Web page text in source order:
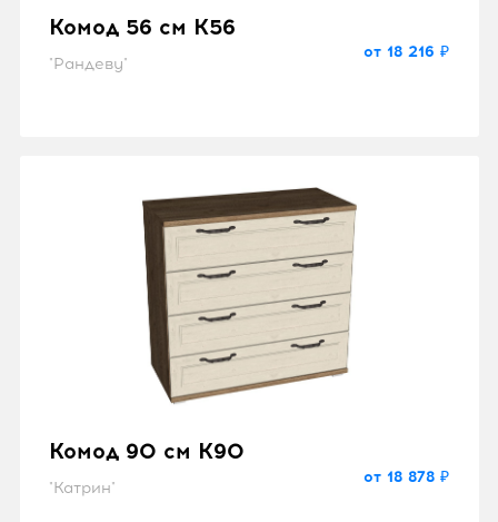
Комод 56 см K56
"Рандеву"
от 18 216 ₽
Комод 90 см K90
"Катрин"
от 18 878 ₽